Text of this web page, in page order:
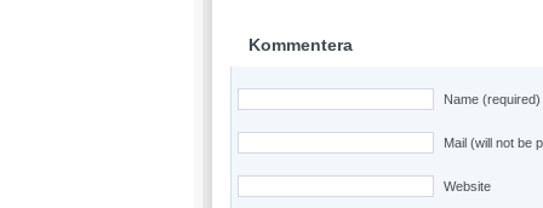
Kommentera
Name (required)
Mail (will not be
Website